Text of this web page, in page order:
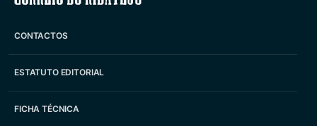
CONTACTOS
ESTATUTO EDITORIAL
FICHA TÉCNICA